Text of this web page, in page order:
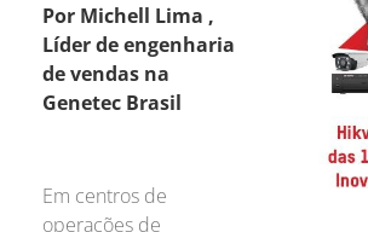
Por Michell Lima ,
Líder de engenharia
de vendas na
Genetec Brasil
Em centros de
operações de